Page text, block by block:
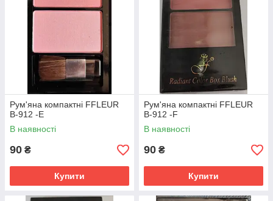
Рум'яна компактні FFLEUR
B-912 -E
В наявності
90 ₴
Купити
Рум'яна компактні FFLEUR
B-912 -F
В наявності
90 ₴
Купити